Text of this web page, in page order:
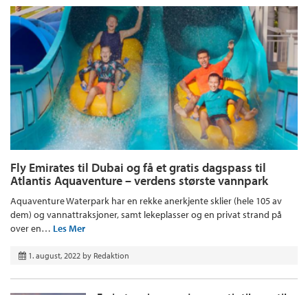
Fly Emirates til Dubai og få et gratis dagspass til
Atlantis Aquaventure – verdens største vannpark
Aquaventure Waterpark har en rekke anerkjente sklier (hele 105 av
dem) og vannattraksjoner, samt lekeplasser og en privat strand på
over en… Les Mer
1. august, 2022 by Redaktion